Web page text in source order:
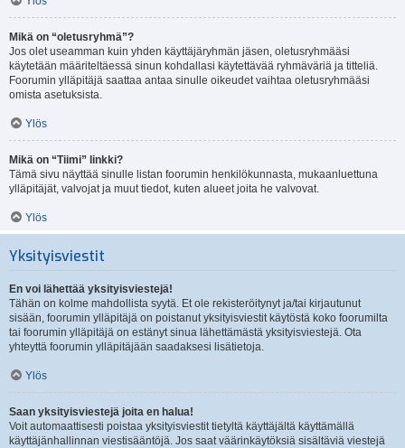
Mikä on “oletusryhmä”?
Jos olet useamman kuin yhden käyttäjäryhmän jäsen, oletusryhmääsi
käytetään määriteltäessä sinun kohdallasi käytettävää ryhmäväriä ja titteliä.
Foorumin ylläpitäjä saattaa antaa sinulle oikeudet vaihtaa oletusryhmääsi
omista asetuksista.
Ylös
Mikä on “Tiimi” linkki?
Tämä sivu näyttää sinulle listan foorumin henkilökunnasta, mukaanluettuna
ylläpitäjät, valvojat ja muut tiedot, kuten alueet joita he valvovat.
Ylös
Yksityisviestit
En voi lähettää yksityisviestejä!
Tähän on kolme mahdollista syytä. Et ole rekisteröitynyt ja/tai kirjautunut
sisään, foorumin ylläpitäjä on poistanut yksityisviestit käytöstä koko foorumilta
tai foorumin ylläpitäjä on estänyt sinua lähettämästä yksityisviestejä. Ota
yhteyttä foorumin ylläpitäjään saadaksesi lisätietoja.
Ylös
Saan yksityisviestejä joita en halua!
Voit automaattisesti poistaa yksityisviestit tietyltä käyttäjältä käyttämällä
käyttäjänhallinnan viestisääntöjä. Jos saat väärinkäytöksiä sisältäviä viestejä